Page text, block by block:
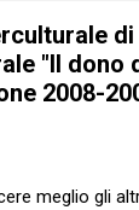
di
"Il dono
2008-
meglio gli